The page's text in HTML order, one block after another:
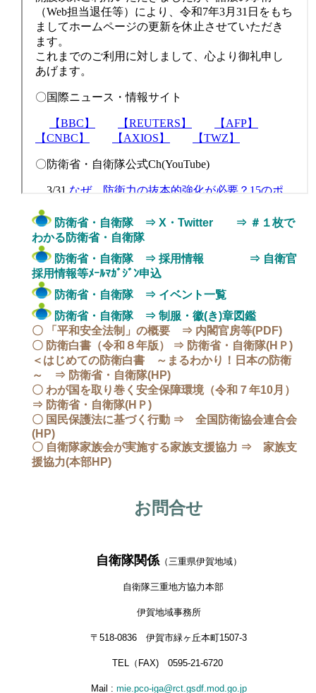
防衛省・自衛隊 ⇒ X・Twitter
⇒ ＃１枚で
わかる防衛省・自衛隊
防衛省・自衛隊 ⇒ 採用情報
⇒ 自衛官
採用情報等ﾒｰﾙﾏｶﾞｼﾞﾝ申込
防衛省・自衛隊 ⇒ イベント一覧
防衛省・自衛隊 ⇒ 制服・徽(き)章図鑑
〇 「平和安全法制」の概要 ⇒ 内閣官房等(PDF)
〇 防衛白書（令和８年版） ⇒ 防衛省・自衛隊(HＰ)
＜はじめての防衛白書 ～まるわかり！日本の防衛
～ ⇒ 防衛省・自衛隊(HP)
〇 わが国を取り巻く安全保障環境（令和７年10月）
⇒ 防衛省・自衛隊(HＰ)
〇 国民保護法に基づく行動 ⇒ 全国防衛協会連合会
(HP)
〇 自衛隊家族会が実施する家族支援協力 ⇒ 家族支
援協力(本部HP)
お問合せ
自衛隊関係（三重県伊賀地域）
自衛隊三重地方協力本部
伊賀地域事務所
〒518-0836 伊賀市緑ヶ丘本町1507-3
TEL（FAX) 0595-21-6720
Mail : mie.pco-iga@rct.gsdf.mod.go.jp